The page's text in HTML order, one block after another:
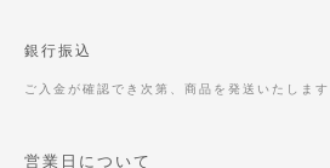
銀行振込
ご入金が確認でき次第、商品を発送いたしま
営業日について